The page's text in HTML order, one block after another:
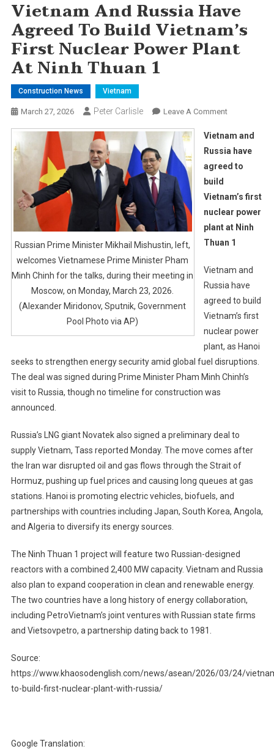
Vietnam And Russia Have
Agreed To Build Vietnam’s
First Nuclear Power Plant
At Ninh Thuan 1
Construction News Vietnam
March 27, 2026 Peter Carlisle Leave A CommentOn
And
Russia
Have
To
Build
Vietnam’s
First
Thuan
1
Russian Prime Minister Mikhail Mishustin, left,
welcomes Vietnamese Prime Minister Pham
Minh Chinh for the talks, during their meeting in
Moscow, on Monday, March 23, 2026.
(Alexander Miridonov, Sputnik, Government
Pool Photo via AP)
Vietnam and
Russia have
agreed to
build
Vietnam’s first
nuclear power
plant at Ninh
Thuan 1
Vietnam and
Russia have
agreed to build
Vietnam’s first
nuclear power
plant, as Hanoi
seeks to strengthen energy security amid global fuel disruptions.
The deal was signed during Prime Minister Pham Minh Chinh’s
visit to Russia, though no timeline for construction was
announced.
Russia’s LNG giant Novatek also signed a preliminary deal to
supply Vietnam, Tass reported Monday. The move comes after
the Iran war disrupted oil and gas flows through the Strait of
Hormuz, pushing up fuel prices and causing long queues at gas
stations. Hanoi is promoting electric vehicles, biofuels, and
partnerships with countries including Japan, South Korea, Angola,
and Algeria to diversify its energy sources.
The Ninh Thuan 1 project will feature two Russian-designed
reactors with a combined 2,400 MW capacity. Vietnam and Russia
also plan to expand cooperation in clean and renewable energy.
The two countries have a long history of energy collaboration,
including PetroVietnam’s joint ventures with Russian state firms
and Vietsovpetro, a partnership dating back to 1981.
Source:
https://www.khaosodenglish.com/news/asean/2026/03/24/
to-build-first-nuclear-plant-with-russia/
Google Translation: